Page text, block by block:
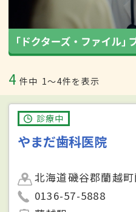
4 件中 1〜4件を表示
診療中
やまだ歯科医院
北海道磯谷郡蘭越
0136-57-5888